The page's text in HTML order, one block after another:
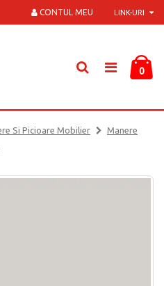
LINK-URI
CONTUL MEU
0
Si Picioare Mobilier
Manere